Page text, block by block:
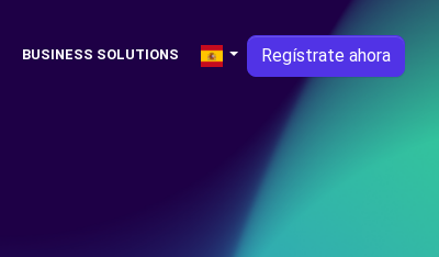
BUSINESS SOLUTIONS Regístrate ahora